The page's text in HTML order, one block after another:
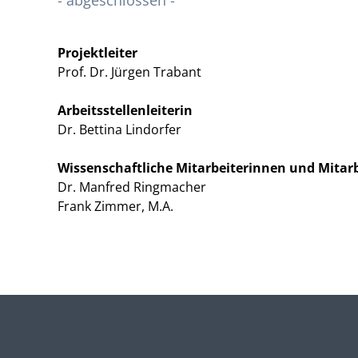
Projektleiter
Prof. Dr. Jürgen Trabant
Arbeitsstellenleiterin
Dr. Bettina Lindorfer
Wissenschaftliche Mitarbeiterinnen und
Dr. Manfred Ringmacher
Frank Zimmer, M.A.